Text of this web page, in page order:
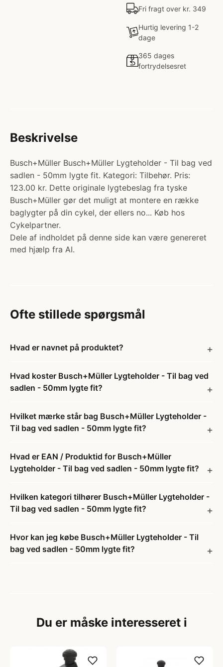
Fri fragt over kr. 349
Hurtig levering 1-2
dage
365 dages
fortrydelsesret
Beskrivelse
Busch+Müller Busch+Müller Lygteholder - Til bag ved
sadlen - 50mm lygte fit. Kategori: Tilbehør. Pris:
123.00 kr. Dette originale lygtebeslag fra tyske
Busch+Müller gør det muligt at montere en række
baglygter på din cykel, der ellers no... Køb hos
Cykelpartner.
Dele af indholdet på denne side kan være genereret
med hjælp fra AI.
Ofte stillede spørgsmål
Hvad er navnet på produktet?
Hvad koster Busch+Müller Lygteholder - Til bag ved
sadlen - 50mm lygte fit?
Hvilket mærke står bag Busch+Müller Lygteholder -
Til bag ved sadlen - 50mm lygte fit?
Hvad er EAN / Produktid for Busch+Müller
Lygteholder - Til bag ved sadlen - 50mm lygte fit?
Hvilken kategori tilhører Busch+Müller Lygteholder -
Til bag ved sadlen - 50mm lygte fit?
Hvor kan jeg købe Busch+Müller Lygteholder - Til
bag ved sadlen - 50mm lygte fit?
Du er måske interesseret i